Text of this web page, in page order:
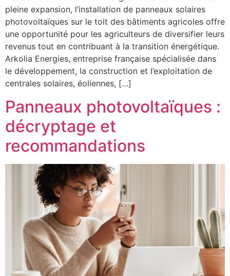
pleine expansion, l’installation de panneaux solaires
photovoltaïques sur le toit des bâtiments agricoles offre
une opportunité pour les agriculteurs de diversifier leurs
revenus tout en contribuant à la transition énergétique.
Arkolia Energies, entreprise française spécialisée dans
le développement, la construction et l’exploitation de
centrales solaires, éoliennes, […]
Panneaux photovoltaïques :
décryptage et
recommandations